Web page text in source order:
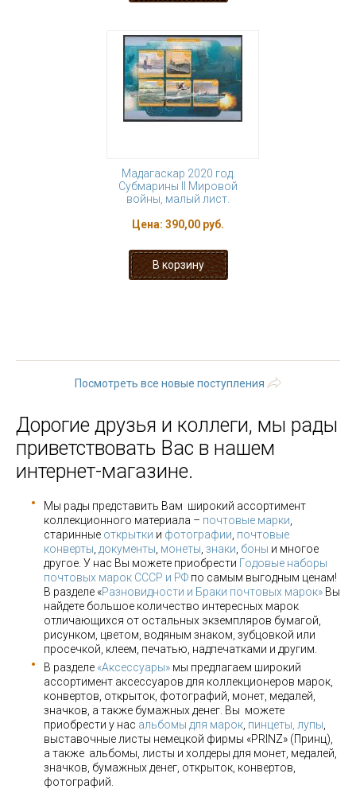
Мадагаскар 2020 год.
Субмарины II Мировой
войны, малый лист.
Цена: 390,00 руб.
Посмотреть все новые поступления
Дорогие друзья и коллеги, мы рады
приветствовать Вас в нашем
интернет-магазине.
Мы рады представить Вам широкий ассортимент
коллекционного материала – почтовые марки
старинные открытки и фотографии почтовые
конверты документы монеты знаки боны и многое
другое. У нас Вы можете приобрести Годовые наборы
почтовых марок СССР и РФ по самым выгодным ценам!
В разделе «Разновидности и Браки почтовых марок» Вы
найдете большое количество интересных марок
отличающихся от остальных экземпляров бумагой,
рисунком, цветом, водяным знаком, зубцовкой или
просечкой, клеем, печатью, надпечатками и другим.
В разделе «Аксессуары» мы предлагаем широкий
ассортимент аксессуаров для коллекционеров марок,
конвертов, открыток, фотографий, монет, медалей,
значков, а также бумажных денег. Вы можете
приобрести у нас альбомы для марок пинцеты, лупы
выставочные листы немецкой фирмы «PRINZ» (Принц),
а также альбомы, листы и холдеры для монет, медалей,
значков, бумажных денег, открыток, конвертов,
фотографий.